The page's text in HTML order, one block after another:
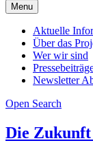
Menu
Aktuelle
Über das
Wer wir sind
Newsletter
Open Search
Die Zukunft